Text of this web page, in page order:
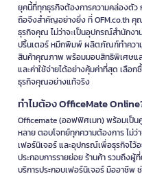
สิทธิพิเศษที่คุณจะได้รับ:
จัดส่งฟรีเมื่อสั่งซื้อครบตาม
เครดิตเทอมสูงสุด 60 วัน*
โปรโมชั่นและส่วนลดพิเศษ
รับประกันคุณภาพสินค้าทุก
บริการให้คำปรึกษาก่อนและ
ช่องทางสั่งซื้อสะดวกทั้งออน
เลือกซื้อฟิลเตอร์กรองฝุ่นและแ
นี้ พร้อมรับสิทธิพิเศษและโปรโมชั่
https://www.ofm.co.th/
ยุคนี้ที่ทุกธุรกิจต้องการความคล่องตัว
ถือจึงสำคัญอย่างยิ่ง ที่ OFM.co.th
ธุรกิจคุณ ไม่ว่าจะเป็นอุปกรณ์สำนักงา
ปริ้นเตอร์ หมึกพิมพ์ ผลิตภัณฑ์ทำควา
สินค้าคุณภาพ พร้อมมอบสิทธิพิเศษแล
และค่าใช้จ่ายได้อย่างคุ้มค่าที่สุด เลื
ธุรกิจคุณอย่างแท้จริง
ทำไมต้อง OfficeMate
Officemate (ออฟฟิศเมท) พร้อมเป็
หลาย ตอบโจทย์ทุกความต้องการ ไม่
เฟอร์นิเจอร์ และอุปกรณ์เพื่อธุรกิจไว้
ประกอบการรายย่อย ร้านค้า รวมถึง
บริการประกอบเฟอร์นิเจอร์ มืออาชีพ